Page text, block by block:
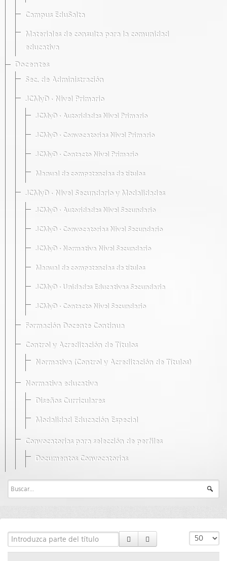
Campus EduSalta
Materiales de consulta para la comunidad
educativa
Docentes
Sec. de Administración
JCMyD · Nivel Primario
JCMyD · Autoridades Nivel Primario
JCMyD · Convocatorias Nivel Primario
JCMyD · Contacto Nivel Primario
Manual de competencias de títulos
JCMyD · Nivel Secundario y Modalidades
JCMyD · Autoridades Nivel Secundario
JCMyD · Convocatorias Nivel Secundario
JCMyD · Normativa Nivel Secundario
Manual de competencias de títulos
JCMyD · Unidades Educativas Secundaria
JCMyD · Contacto Nivel Secundario
Formación Docente Continua
Control y Acreditación de Títulos
Normativa (Control y Acreditación de Títulos)
Normativa educativa
Diseños Curriculares
Modalidad Educación Especial
Convocatorias para selección de perfiles
Documentos Convocatorias